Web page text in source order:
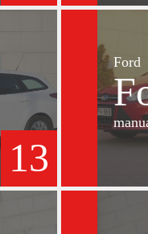
13
Ford